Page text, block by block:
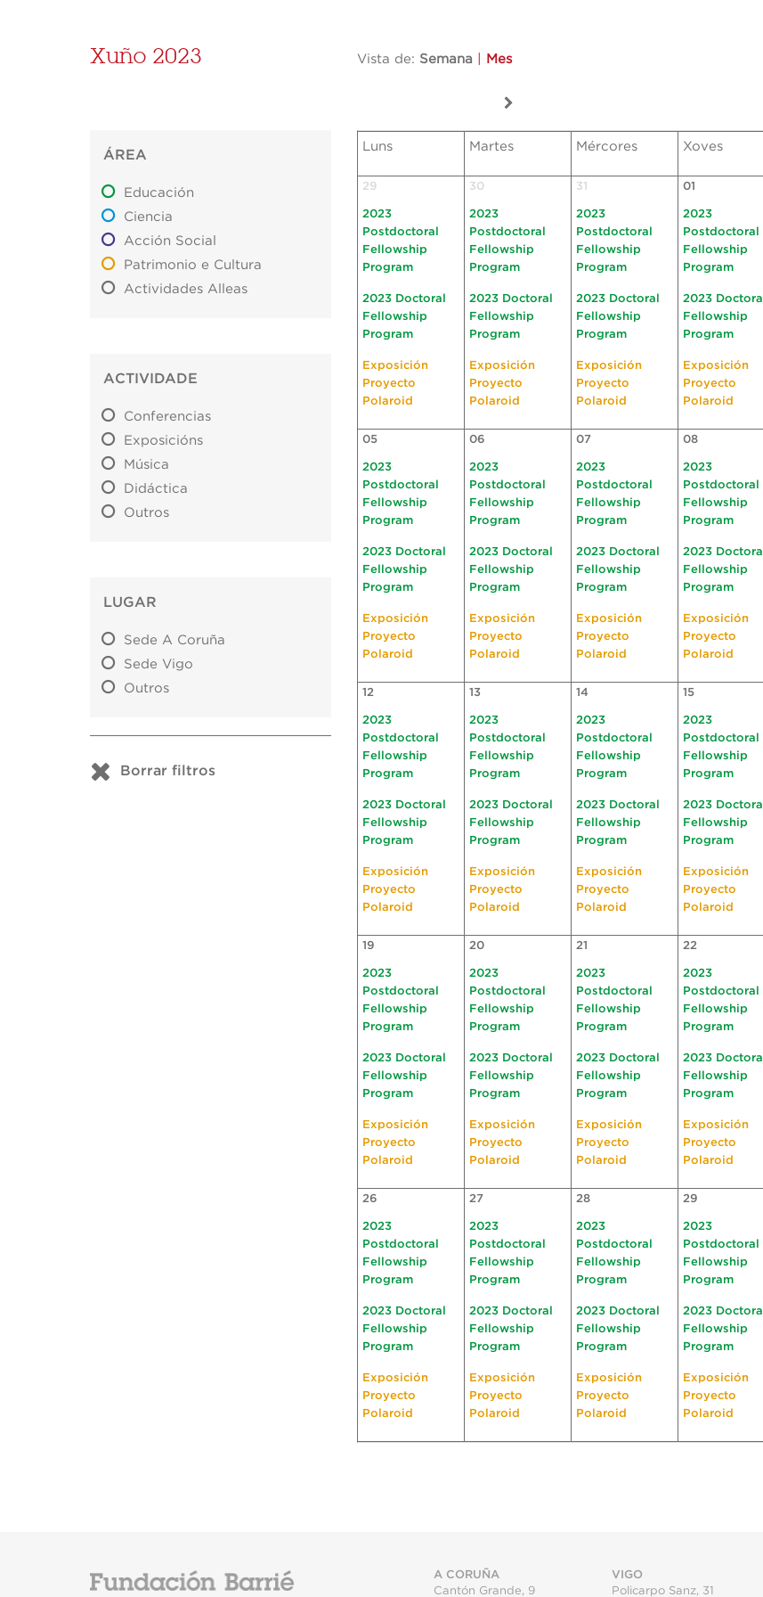
Xuño 2023 Vista de: Semana Mes
ÁREA
Educación
Ciencia
Acción Social
Patrimonio e Cultura
Actividades Alleas
ACTIVIDADE
Conferencias
Exposicións
Música
Didáctica
Outros
LUGAR
Sede A Coruña
Sede Vigo
Outros
Borrar filtros
Luns Martes Mércores Xoves
29
2023
Postdoctoral
Fellowship
Program
2023 Doctoral
Fellowship
Program
Exposición
Proyecto
Polaroid
30
2023
Postdoctoral
Fellowship
Program
2023 Doctoral
Fellowship
Program
Exposición
Proyecto
Polaroid
31
2023
Postdoctoral
Fellowship
Program
2023 Doctoral
Fellowship
Program
Exposición
Proyecto
Polaroid
01
2023
Postdoctoral
Fellowship
Program
2023 Doctoral
Fellowship
Program
Exposición
Proyecto
Polaroid
05
2023
Postdoctoral
Fellowship
Program
2023 Doctoral
Fellowship
Program
Exposición
Proyecto
Polaroid
06
2023
Postdoctoral
Fellowship
Program
2023 Doctoral
Fellowship
Program
Exposición
Proyecto
Polaroid
07
2023
Postdoctoral
Fellowship
Program
2023 Doctoral
Fellowship
Program
Exposición
Proyecto
Polaroid
08
2023
Postdoctoral
Fellowship
Program
2023 Doctoral
Fellowship
Program
Exposición
Proyecto
Polaroid
12
2023
Postdoctoral
Fellowship
Program
2023 Doctoral
Fellowship
Program
Exposición
Proyecto
Polaroid
13
2023
Postdoctoral
Fellowship
Program
2023 Doctoral
Fellowship
Program
Exposición
Proyecto
Polaroid
14
2023
Postdoctoral
Fellowship
Program
2023 Doctoral
Fellowship
Program
Exposición
Proyecto
Polaroid
15
2023
Postdoctoral
Fellowship
Program
2023 Doctoral
Fellowship
Program
Exposición
Proyecto
Polaroid
19
2023
Postdoctoral
Fellowship
Program
2023 Doctoral
Fellowship
Program
Exposición
Proyecto
Polaroid
20
2023
Postdoctoral
Fellowship
Program
2023 Doctoral
Fellowship
Program
Exposición
Proyecto
Polaroid
21
2023
Postdoctoral
Fellowship
Program
2023 Doctoral
Fellowship
Program
Exposición
Proyecto
Polaroid
22
2023
Postdoctoral
Fellowship
Program
2023 Doctoral
Fellowship
Program
Exposición
Proyecto
Polaroid
26
2023
Postdoctoral
Fellowship
Program
2023 Doctoral
Fellowship
Program
Exposición
Proyecto
Polaroid
27
2023
Postdoctoral
Fellowship
Program
2023 Doctoral
Fellowship
Program
Exposición
Proyecto
Polaroid
28
2023
Postdoctoral
Fellowship
Program
2023 Doctoral
Fellowship
Program
Exposición
Proyecto
Polaroid
29
2023
Postdoctoral
Fellowship
Program
2023 Doctoral
Fellowship
Program
Exposición
Proyecto
Polaroid
A CORUÑA
Cantón Grande, 9
VIGO
Policarpo Sanz, 31